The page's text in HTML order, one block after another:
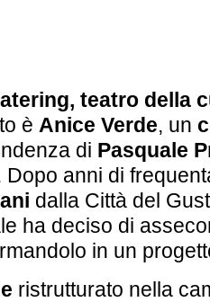
teatro della
è Anice Verde, un
di Pasquale
Dopo anni di
dalla Città del
ha deciso di
in un
ristrutturato nella